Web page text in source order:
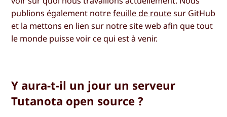
publions également notrefeuille de routesur GitHub
et la mettons en lien sur notre site web afin que tout
le monde puisse voir ce qui est à venir.
Y aura-t-il un jour un serveur
Tutanota open source ?